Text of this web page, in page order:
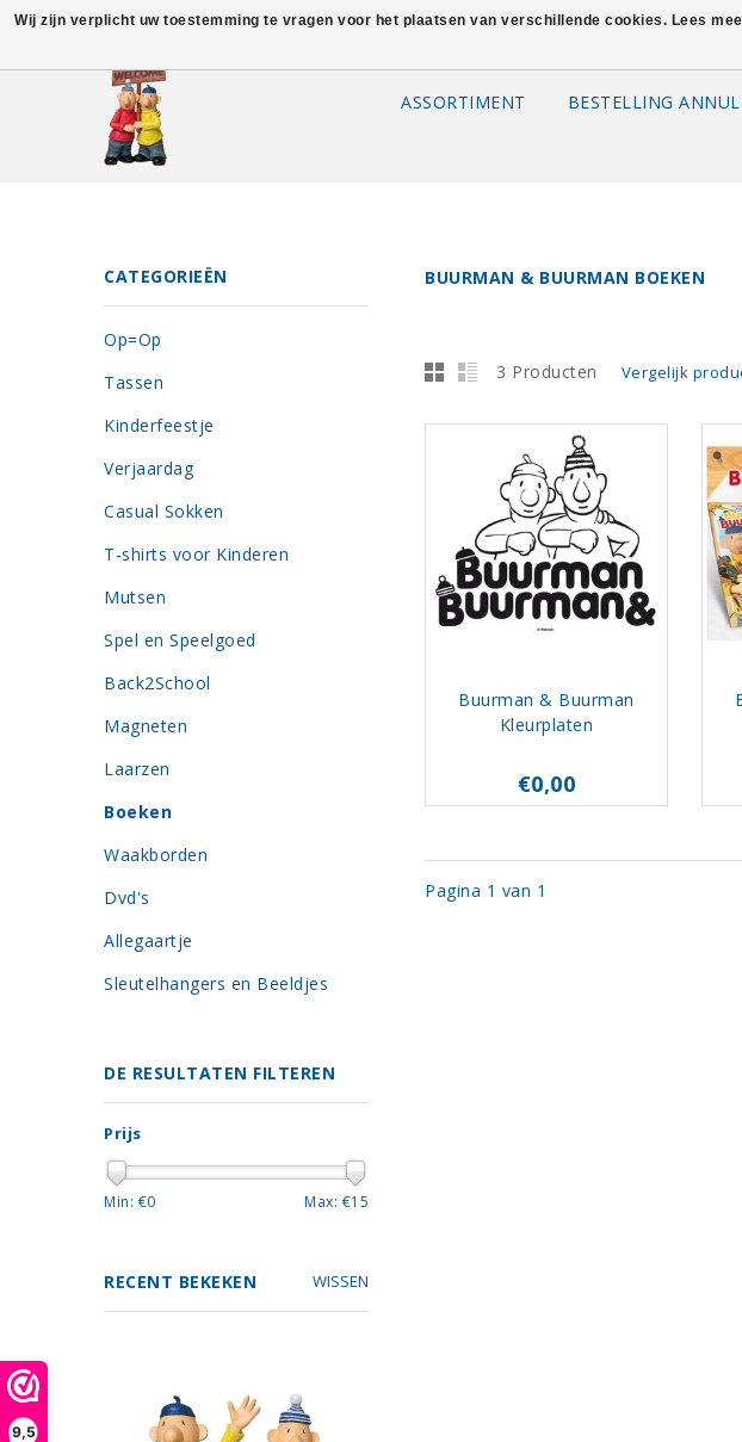
9,5
ASSORTIMENT BESTELLING
BUURMAN & BUURMAN BOEKEN
3 Producten Vergelijk
Buurman & Buurman
Kleurplaten
€0,00
Pagina 1 van 1
CATEGORIEËN
Op=Op
Tassen
Kinderfeestje
Verjaardag
Casual Sokken
T-shirts voor Kinderen
Mutsen
Spel en Speelgoed
Back2School
Magneten
Laarzen
Boeken
Waakborden
Dvd's
Allegaartje
Sleutelhangers en Beeldjes
DE RESULTATEN FILTEREN
Prijs
Min: €0 Max: €15
RECENT BEKEKEN WISSEN
Wij zijn verplicht uw toestemming te vragen voor het plaatsen van verschillende cookies. Lees